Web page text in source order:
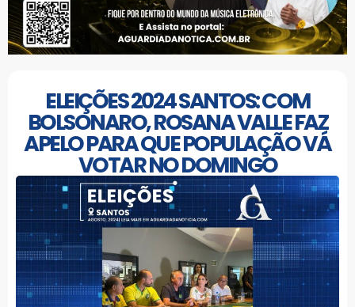
ELEIÇÕES 2024 SANTOS: COM
BOLSONARO, ROSANA VALLE FAZ
APELO PARA QUE POPULAÇÃO VÁ
VOTAR NO DOMINGO